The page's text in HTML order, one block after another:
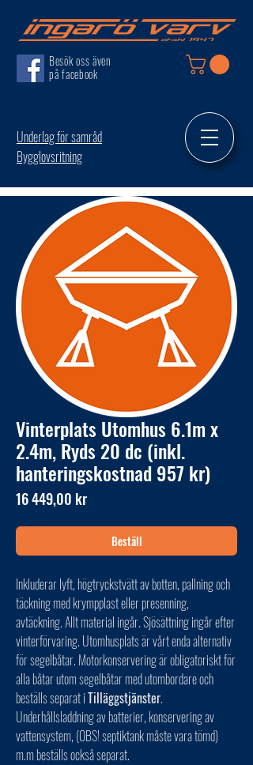
Besök oss även
på facebook
Underlag för samråd
Bygglovsritning
Vinterplats Utomhus 6.1m x
2.4m, Ryds 20 dc (inkl.
hanteringskostnad 957 kr)
16 449,00 krPris
Beställ
Inkluderar lyft, högtryckstvätt av botten, pallning och
täckning med krympplast eller presenning,
avtäckning. Allt material ingår. Sjösättning ingår efter
vinterförvaring. Utomhusplats är vårt enda alternativ
för segelbåtar. Motorkonservering är obligatoriskt för
alla båtar utom segelbåtar med utombordare och
beställs separat iTilläggstjänster.
Underhållsladdning av batterier, konservering av
vattensystem, (OBS! septiktank måste vara tömd)
m.m beställs också separat.